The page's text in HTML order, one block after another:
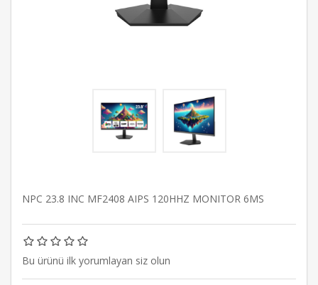
NPC 23.8 INC MF2408 AIPS 120HHZ MONITOR 6MS
Bu ürünü ilk yorumlayan siz olun